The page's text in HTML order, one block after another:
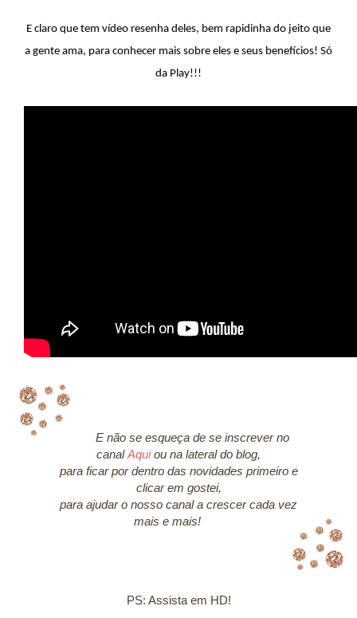
E claro que tem vídeo resenha deles, bem rapidinha do jeito que
a gente ama, para conhecer mais sobre eles e seus benefícios! Só
da Play!!!
E não se esqueça de se inscrever no
canalAquiou na lateral do blog,
para ficar por dentro das novidades primeiro e
clicar em gostei,
para ajudar o nosso canal a crescer cada vez
mais e mais!
PS: Assista em HD!